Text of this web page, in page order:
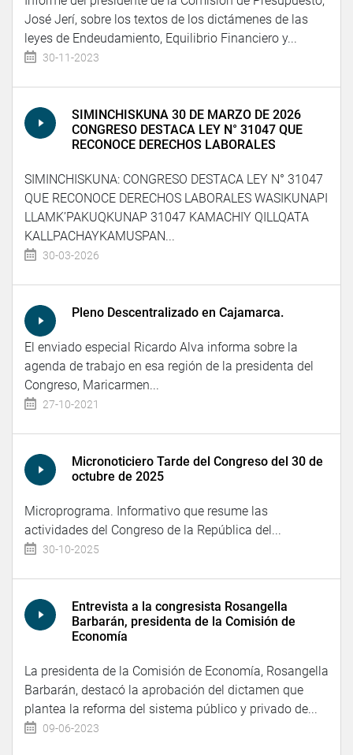
José Jerí, sobre los textos de los dictámenes de las
leyes de Endeudamiento, Equilibrio Financiero y...
30-11-2023
SIMINCHISKUNA 30 DE MARZO DE 2026
CONGRESO DESTACA LEY N° 31047 QUE
RECONOCE DERECHOS LABORALES
SIMINCHISKUNA: CONGRESO DESTACA LEY N° 31047
QUE RECONOCE DERECHOS LABORALES WASIKUNAPI
LLAMK’PAKUQKUNAP 31047 KAMACHIY QILLQATA
KALLPACHAYKAMUSPAN...
30-03-2026
Pleno Descentralizado en Cajamarca.
El enviado especial Ricardo Alva informa sobre la
agenda de trabajo en esa región de la presidenta del
Congreso, Maricarmen...
27-10-2021
Micronoticiero Tarde del Congreso del 30 de
octubre de 2025
Microprograma. Informativo que resume las
actividades del Congreso de la República del...
30-10-2025
Entrevista a la congresista Rosangella
Barbarán, presidenta de la Comisión de
Economía
La presidenta de la Comisión de Economía, Rosangella
Barbarán, destacó la aprobación del dictamen que
plantea la reforma del sistema público y privado de...
09-06-2023